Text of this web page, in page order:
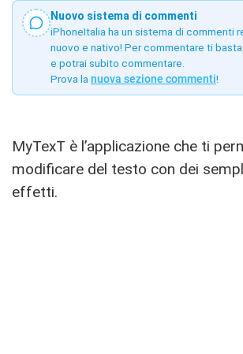
Nuovo sistema di commenti
iPhoneItalia ha un sistema di commenti
nuovo e nativo! Per commentare ti
e potrai subito commentare.
Prova la nuova sezione commenti!
MyTexT è l’applicazione che ti
modificare del testo con dei
effetti.